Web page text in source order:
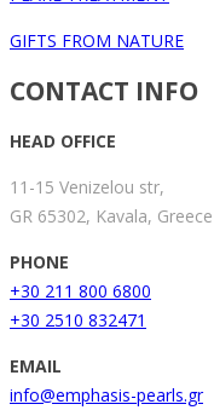
GIFTS FROM NATURE
CONTACT INFO
HEAD OFFICE
11-15 Venizelou str,
GR 65302, Kavala, Greece
PHONE
+30 211 800 6800
+30 2510 832471
EMAIL
info@emphasis-pearls.gr